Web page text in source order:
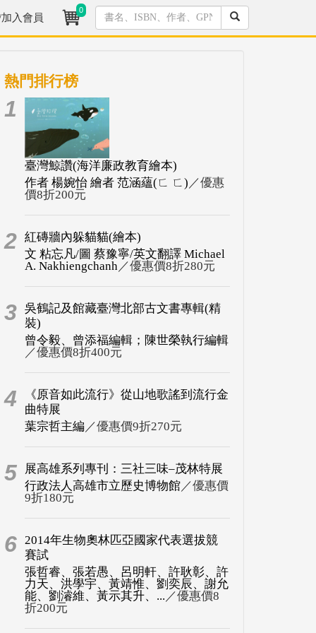
入會員
0
熱門排行榜
1
臺灣鯨讚(海洋廉政教育繪本)
作者 楊婉怡 繪者 范涵蘊(ㄈ ㄈ) ／優惠
價8折200元
2 紅磚牆內躲貓貓(繪本)
文 粘忘凡/圖 蔡豫寧/英文翻譯 Michael
A. Nakhiengchanh／優惠價8折280元
3 吳鶴記及館藏臺灣北部古文書專輯(精
裝)
曾令毅、曾添福編輯；陳世榮執行編輯
／優惠價8折400元
4
《原音如此流行》從山地歌謠到流行金
曲特展
葉宗哲主編 ／優惠價9折270元
5
展高雄系列專刊：三社三味–茂林特展
行政法人高雄市立歷史博物館／優惠價
9折180元
6 2014年生物奧林匹亞國家代表選拔競
賽試
張哲睿、張若愚、呂明軒、許耿彰、許
力天、洪學宇、黃靖惟、劉奕辰、謝允
能、劉濬維、黃示其升、... ／優惠價8
折200元